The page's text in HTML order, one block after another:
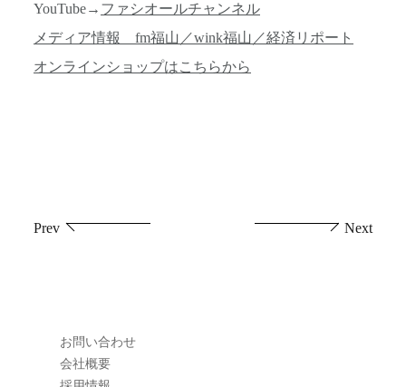
YouTube→ ファシオールチャンネル
メディア情報 fm福山／wink福山／経済リポート
オンラインショップはこちらから
Prev Next
お問い合わせ
会社概要